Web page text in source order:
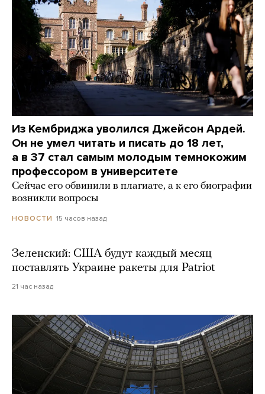
Из Кембриджа уволился Джейсон Ардей.
Он не умел читать и писать до 18 лет,
а в 37 стал самым молодым темнокожим
профессором в университете
Сейчас его обвинили в плагиате, а к его биографии
возникли вопросы
НОВОСТИ 15 часов назад
Зеленский: США будут каждый месяц
поставлять Украине ракеты для Patriot
21 час назад